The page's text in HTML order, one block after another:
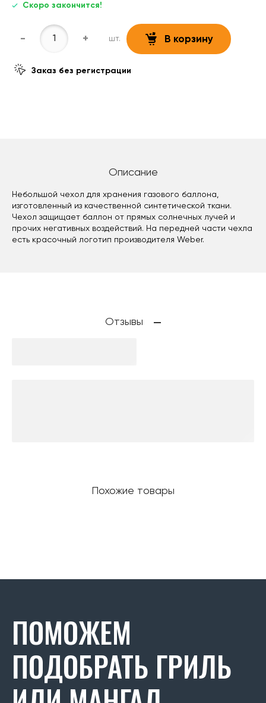
Скоро закончится!
- + шт. В корзину
Заказ без регистрации
Описание
Небольшой чехол для хранения газового баллона,
изготовленный из качественной синтетической ткани.
Чехол защищает баллон от прямых солнечных лучей и
прочих негативных воздействий. На передней части чехла
есть красочный логотип производителя Weber.
Отзывы
Похожие товары
ПОМОЖЕМ
ПОДОБРАТЬ ГРИЛЬ